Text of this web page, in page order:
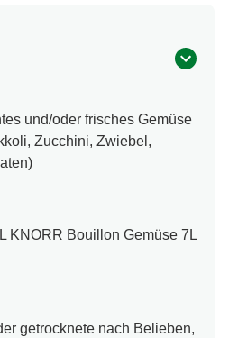
und/oder frisches Gemüse
Zucchini, Zwiebel,
KNORR Bouillon Gemüse 7L
getrocknete nach Belieben,